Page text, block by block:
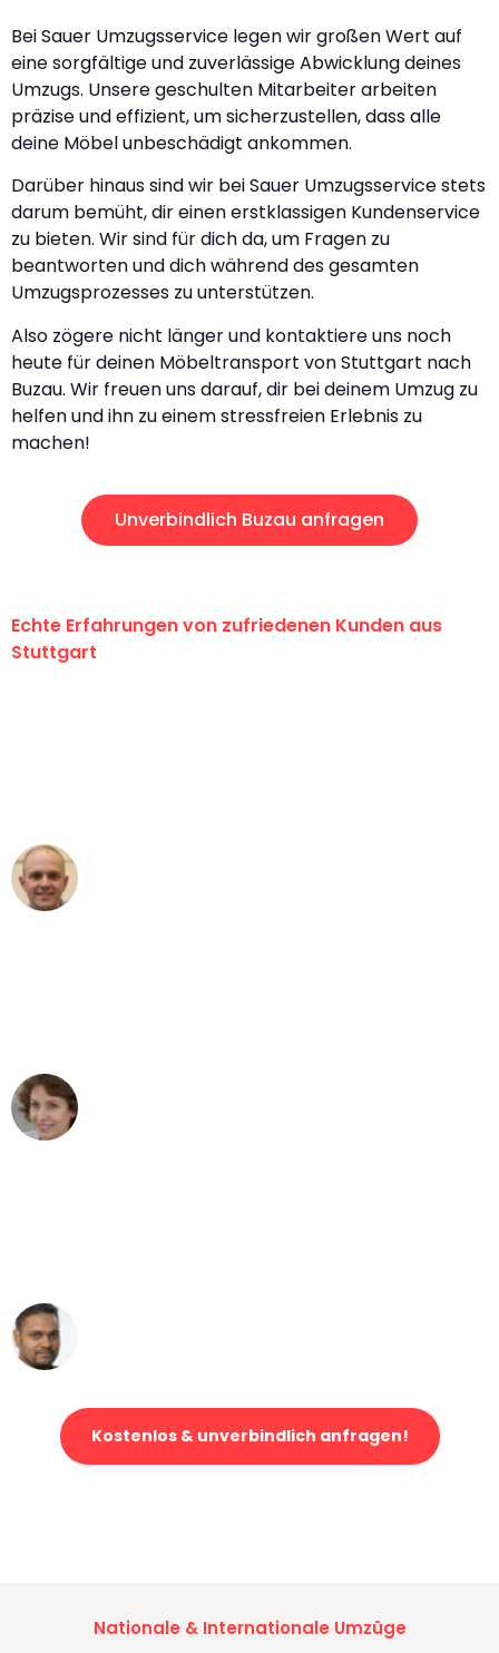
Bei Sauer Umzugsservice legen wir großen Wert auf
eine sorgfältige und zuverlässige Abwicklung deines
Umzugs. Unsere geschulten Mitarbeiter arbeiten
präzise und effizient, um sicherzustellen, dass alle
deine Möbel unbeschädigt ankommen.
Darüber hinaus sind wir bei Sauer Umzugsservice stets
darum bemüht, dir einen erstklassigen Kundenservice
zu bieten. Wir sind für dich da, um Fragen zu
beantworten und dich während des gesamten
Umzugsprozesses zu unterstützen.
Also zögere nicht länger und kontaktiere uns noch
heute für deinen Möbeltransport von Stuttgart nach
Buzau. Wir freuen uns darauf, dir bei deinem Umzug zu
helfen und ihn zu einem stressfreien Erlebnis zu
machen!
Unverbindlich Buzau anfragen
Echte Erfahrungen von zufriedenen Kunden aus
Stuttgart
Kostenlos & unverbindlich anfragen!
Nationale & Internationale Umzüge